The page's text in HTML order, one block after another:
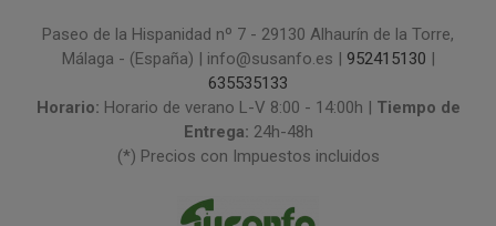
Paseo de la Hispanidad nº 7 - 29130 Alhaurín de la Torre,
Málaga - (España) | info@susanfo.es | 952415130
635535133
Horario: Horario de verano L-V 8:00 - 14:00h | Tiempo de
Entrega: 24h-48h
(*) Precios con Impuestos incluidos